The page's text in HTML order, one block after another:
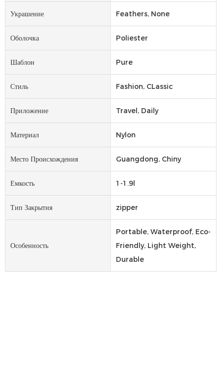
Украшение Feathers, None
Оболочка Poliester
Шаблон Pure
Стиль Fashion, CLassic
Приложение Travel, Daily
Материал Nylon
Место Происхождения Guangdong, Chiny
Емкость 1-1.9l
Тип Закрытия zipper
Особенность
Portable, Waterproof, Eco-
Friendly, Light Weight,
Durable